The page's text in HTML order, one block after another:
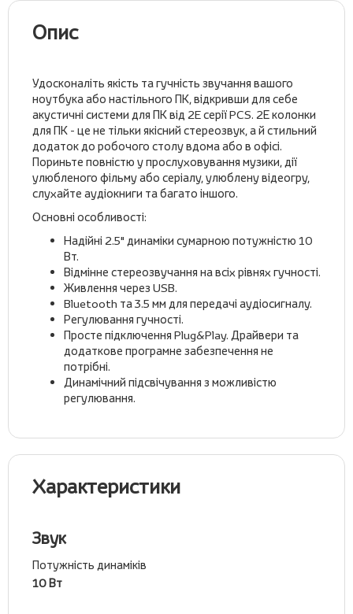
Опис
Удосконаліть якість та гучність звучання вашого
ноутбука або настільного ПК, відкривши для себе
акустичні системи для ПК від 2E серії PCS. 2Е колонки
для ПК - це не тільки якісний стереозвук, а й стильний
додаток до робочого столу вдома або в офісі.
Пориньте повністю у прослуховування музики, дії
улюбленого фільму або серіалу, улюблену відеогру,
слухайте аудіокниги та багато іншого.
Основні особливості:
Надійні 2.5" динаміки сумарною потужністю 10
Вт.
Відмінне стереозвучання на всіх рівнях гучності.
Живлення через USB.
Bluetooth та 3.5 мм для передачі аудіосигналу.
Регулювання гучності.
Просте підключення Plug&Play. Драйвери та
додаткове програмне забезпечення не
потрібні.
Динамічний підсвічування з можливістю
регулювання.
Характеристики
Звук
Потужність динаміків
10 Вт